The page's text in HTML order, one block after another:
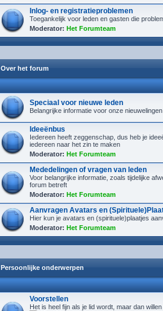
Inlog- en registratieproblemen
Toegankelijk voor leden en gasten die
Moderator: Het Forumteam
Over het forum
Speciaal voor nieuwe leden
Belangrijke informatie voor onze nieuwelingen
Ideeënbus
Iedereen heeft zeggenschap, dus heb je
iedereen naar het zin te maken
Moderator: Het Forumteam
Mededelingen of vragen van leden
Voor belangrijke informatie, zoals tijdelijke
forum betreft
Moderator: Het Forumteam
Aanvragen Avatars en
Hier kun je avatars en (spirituele)plaatjes
Moderator: Het Forumteam
Persoonlijke onderwerpen
Voorstellen
Het is heel fijn als je lid wordt, maar dan